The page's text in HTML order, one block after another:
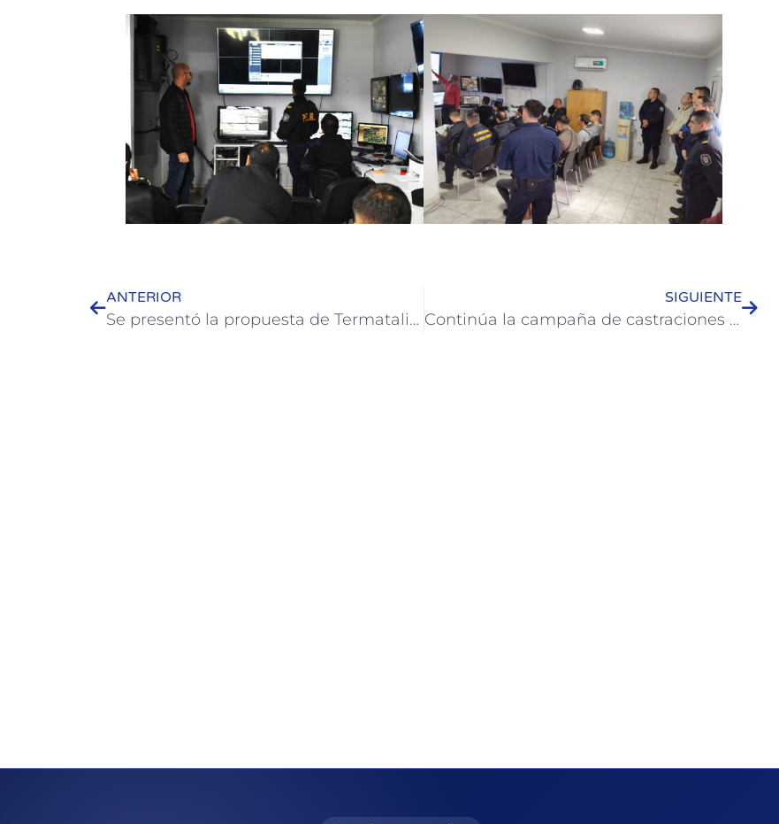
ANTERIOR
Se presentó la propuesta de Termatalia 2023 en Colón
SIGUIENTE
Continúa la campaña de castraciones gratuitas en Colón